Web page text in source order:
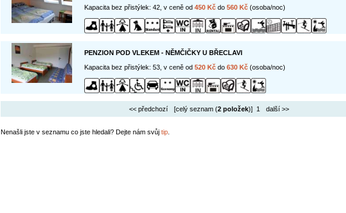
Kapacita bez přistýlek: 42, v ceně od 450 Kčdo 560 Kč(osoba/noc)
PENZION POD VLEKEM - NĚMČIČKY U BŘECLAVI
Kapacita bez přistýlek: 53, v ceně od 520 Kčdo 630 Kč(osoba/noc)
<< předchozí [celý seznam (2 položek)] 1 další >>
Nenašli jste v seznamu co jste hledali? Dejte nám svůj tip.